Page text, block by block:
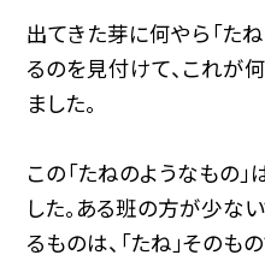
出てきた芽に何やら「た
るのを見付けて、これが
ました。
この「たねのようなもの
した。ある班の方が少な
るものは、「たね」そのも